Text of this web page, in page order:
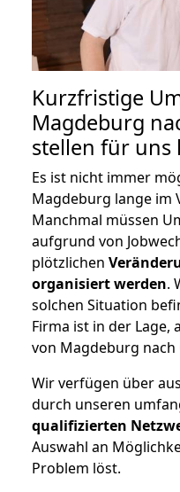
Kurzfristige
Magdeburg
stellen für uns
Es ist nicht immer
Magdeburg lange im
Manchmal müssen
aufgrund von
plötzlichen
organisiert werden.
solchen Situation
Firma ist in der
von Magdeburg nach
Wir verfügen über
durch unseren
qualifizierten
Auswahl an
Problem löst.